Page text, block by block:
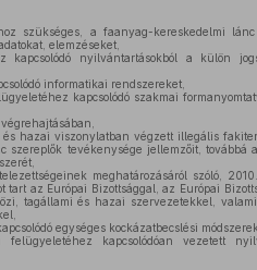
szükséges, a faanyag-kereskedelmi lánc
elemzéseket,
nyilvántartásokból a külön
informatikai rendszereket,
kapcsolódó szakmai
hazai viszonylatban végzett illegális
tevékenysége jellemzőit, továbbá
meghatározásáról szóló,
tart az Európai Bizottsággal, az Európai
tagállami és hazai szervezetekkel,
egységes kockázatbecslési
kapcsolódóan vezetett